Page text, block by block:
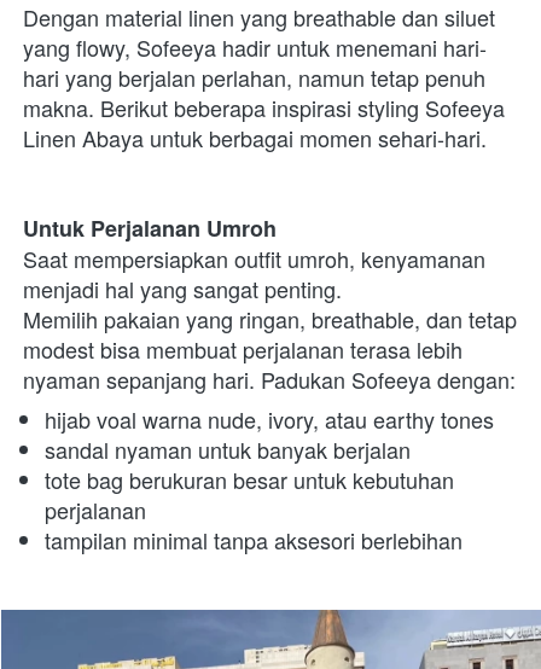
Dengan material linen yang breathable dan siluet
yang flowy, Sofeeya hadir untuk menemani hari-
hari yang berjalan perlahan, namun tetap penuh
makna. Berikut beberapa inspirasi styling Sofeeya
Linen Abaya untuk berbagai momen sehari-hari.
Untuk Perjalanan Umroh
Saat mempersiapkan outfit umroh, kenyamanan
menjadi hal yang sangat penting.
Memilih pakaian yang ringan, breathable, dan tetap
modest bisa membuat perjalanan terasa lebih
hijab voal warna nude, ivory, atau earthy tones
sandal nyaman untuk banyak berjalan
tote bag berukuran besar untuk kebutuhan
perjalanan
tampilan minimal tanpa aksesori berlebihan